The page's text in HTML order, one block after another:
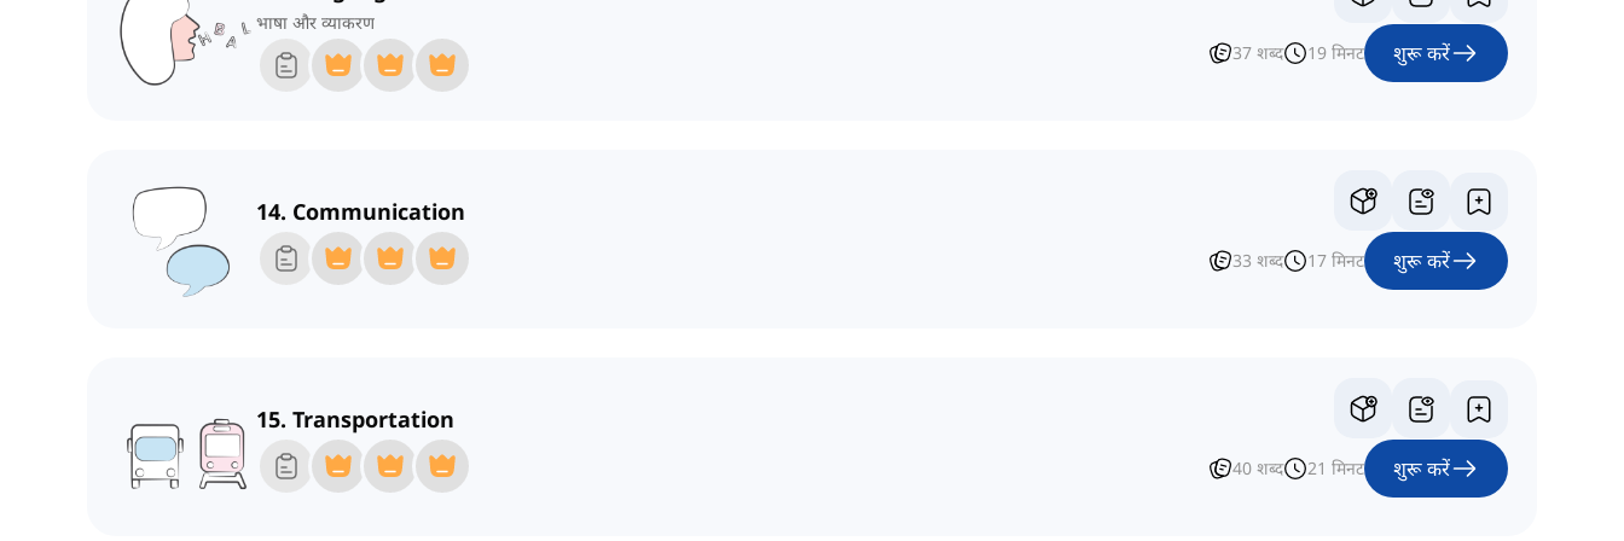
भाषा और व्याकरण
37 शब्द 19 मिनट शुरू करें
14. Communication
33 शब्द 17 मिनट शुरू करें
15. Transportation
40 शब्द 21 मिनट शुरू करें